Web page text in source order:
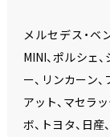
メルセデス・ベ
MINI、ポルシェ
ー、リンカーン
アット、マセラ
ボ、トヨタ、日産